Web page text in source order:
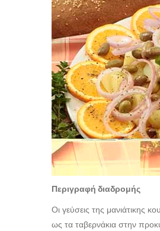
Περιγραφή διαδρομής
Οι γεύσεις της μανιάτικης
ως τα ταβερνάκια στην